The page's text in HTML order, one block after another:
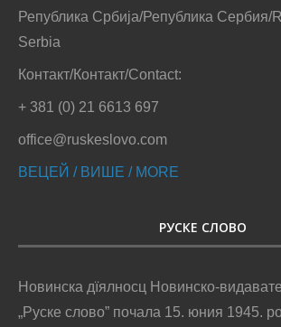
Република Србија/Република Сербия/
Serbia
Контакт/Контакт/Contact:
+ 381 (0) 21 6613 697
office@ruskeslovo.com
ВЕЦЕЙ / ВИШЕ / MORE
РУСКЕ СЛОВО
Новинска дїялносц Новинско-
„Руске слово” почала 15. юния 1945.